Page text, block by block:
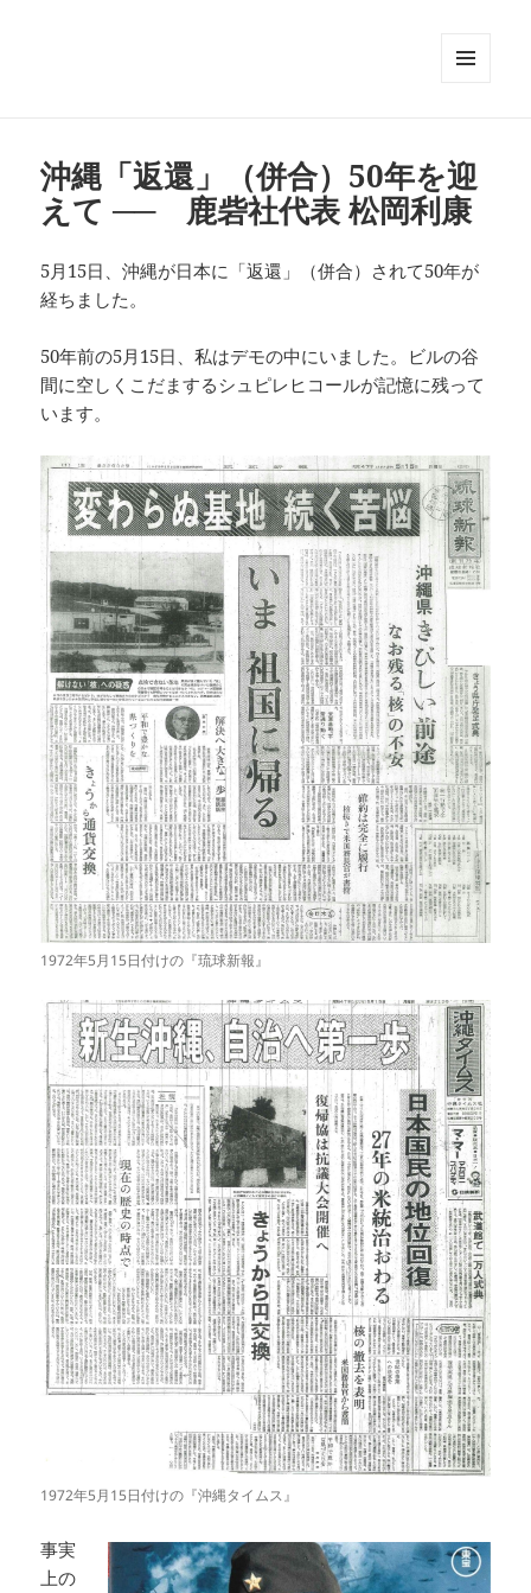
ット
沖縄「返還」（併合）50年を迎
えて ── 鹿砦社代表 松岡利康
5月15日、沖縄が日本に「返還」（併合）されて50年が
経ちました。
50年前の5月15日、私はデモの中にいました。ビルの谷
間に空しくこだまするシュピレヒコールが記憶に残って
います。
1972年5月15日付けの『琉球新報』
1972年5月15日付けの『沖縄タイムス』
事実
上の